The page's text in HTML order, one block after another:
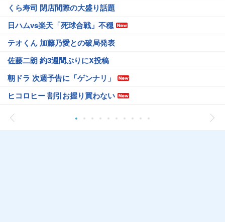
くら寿司 閉店間際の大盛り話題
日ハムvs楽天「死球合戦」不穏
テオくん 加藤乃愛との破局発表
佐藤二朗 約3週間ぶりにX投稿
朝ドラ 次週予告に「ゲンナリ」
ヒコロヒー 割引お握り買わない